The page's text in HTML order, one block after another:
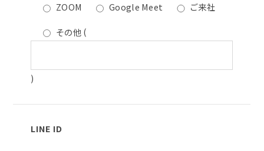
ZOOM Google Meet ご来社
その他(
)
LINE ID